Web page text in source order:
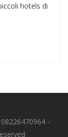
hotels di
-